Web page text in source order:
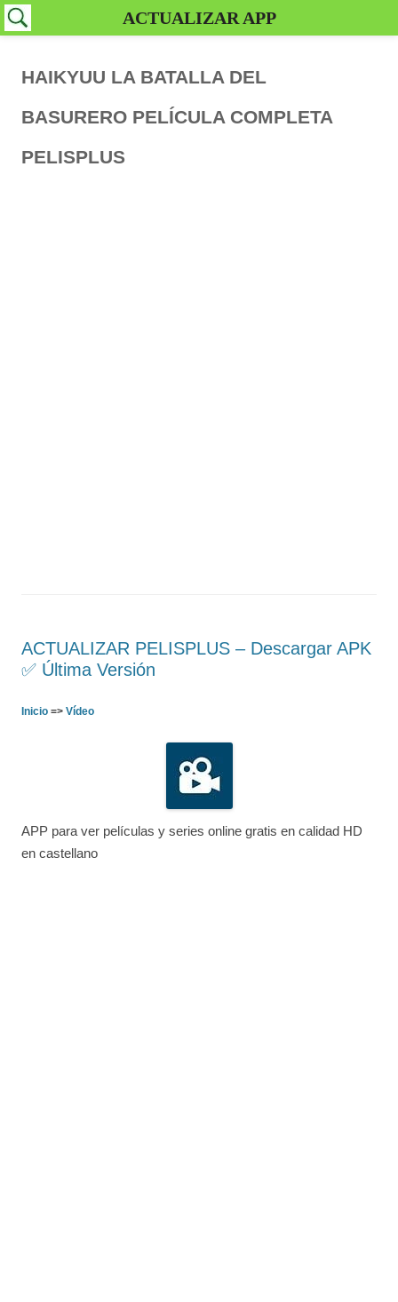
HAIKYUU LA BATALLA DEL
BASURERO PELÍCULA COMPLETA
PELISPLUS
ACTUALIZAR PELISPLUS – Descargar APK
✅️ Última Versión
Inicio => Vídeo
APP para ver películas y series online gratis en calidad HD
en castellano
ACTUALIZAR APP